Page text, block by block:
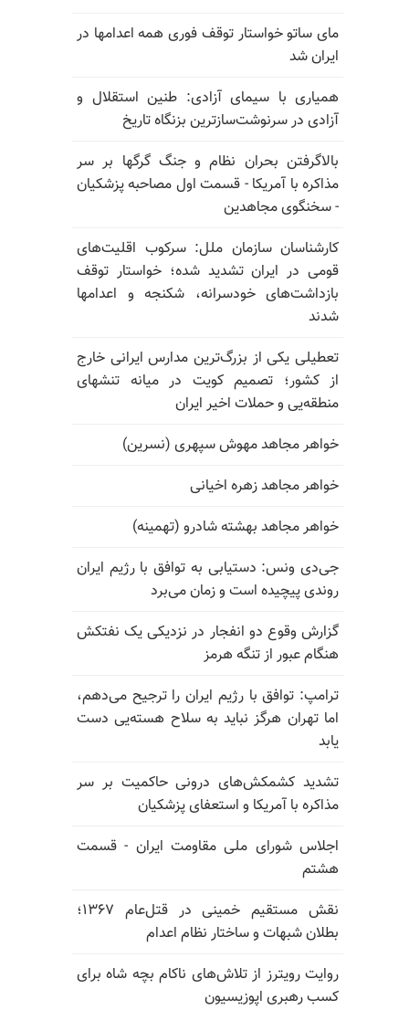
مای ساتو خواستار توقف فوری همه اعدامها در
ایران شد
همیاری با سیمای آزادی: طنین استقلال و
آزادی در سرنوشت‌سازترین بزنگاه تاریخ
بالا‌گرفتن بحران نظام و جنگ گرگها بر سر
مذاکره با آمریکا - قسمت اول مصاحبه پزشکیان
- سخنگوی مجاهدین
کارشناسان سازمان ملل: سرکوب اقلیت‌های
قومی در ایران تشدید شده؛ خواستار توقف
بازداشت‌های خودسرانه، شکنجه و اعدامها
شدند
تعطیلی یکی از بزرگ‌ترین مدارس ایرانی خارج
از کشور؛ تصمیم کویت در میانه تنشهای
منطقه‌یی و حملات اخیر ایران
خواهر مجاهد مهوش سپهری (نسرین)
خواهر مجاهد زهره اخیانی
خواهر مجاهد بهشته شادرو (تهمینه)
جی‌دی ونس: دستیابی به توافق با رژیم ایران
روندی پیچیده است و زمان می‌برد
گزارش وقوع دو انفجار در نزدیکی یک نفتکش
هنگام عبور از تنگه هرمز
ترامپ: توافق با رژیم ایران را ترجیح می‌دهم،
اما تهران هرگز نباید به سلاح هسته‌یی دست
یابد
تشدید کشمکش‌های درونی حاکمیت بر سر
مذاکره با آمریکا و استعفای پزشکیان
اجلاس شورای ملی مقاومت ایران - قسمت
هشتم
نقش مستقیم خمینی در قتل‌عام ۱۳۶۷؛
بطلان شبهات و ساختار نظام اعدام
روایت رویترز از تلاش‌های ناکام بچه شاه برای
کسب رهبری اپوزیسیون